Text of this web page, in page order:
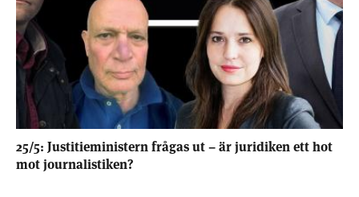
25/5: Justitieministern frågas ut – är juridiken ett hot
mot journalistiken?